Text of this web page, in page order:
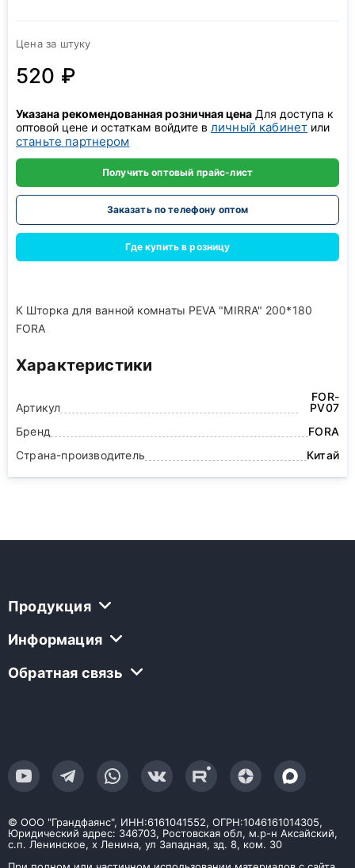
Цена за штуку
520 ₽
Указана рекомендованная розничная цена Для доступа к
оптовой цене и остаткам войдите в личный кабинет или
станьте партнером
Получить оптовый прайс-лист
Заказать по телефону оптом
Где купить в розницу
К Шторка для ванной комнаты PEVA "MIRRA" 200*180
FORA
Характеристики
Артикул
FOR-
PV07
Бренд
FORA
Страна-производитель
Китай
Продукция
Информация
Обратная связь
© ООО "Грандфаянс", ИНН:6161041552, ОГРН:1046161014305,
Юридический адрес: 346703, Ростовская обл, м.р-н Аксайский,
с.п. Ленинское, х Ленина, ул Западная, зд. 8, ком. 30